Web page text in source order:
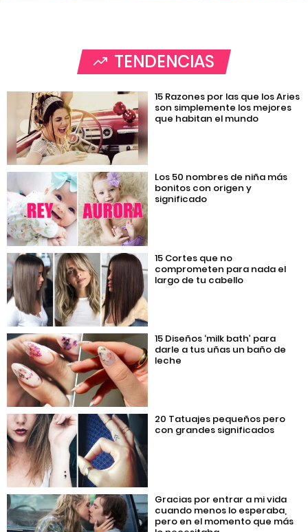
TENDENCIAS
15 Razones por las que los Aries
son simplemente los mejores
que habitan el mundo
Los 50 nombres de niña más
bonitos con origen y
significado
15 Cortes que no
comprometen para nada el
largo de tu cabello
15 Diseños ‘milk bath’ para
darle a tus uñas un baño de
leche
20 Tatuajes pequeños pero
con grandes significados
Gracias por entrar a mi vida
cuando menos lo esperaba,
pero en el momento que más